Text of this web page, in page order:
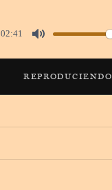
02:41
REPRODUCIENDO